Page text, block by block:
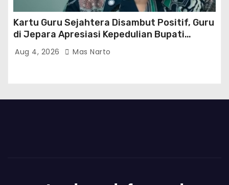
Kartu Guru Sejahtera Disambut Positif, Guru
di Jepara Apresiasi Kepedulian Bupati
Witiarso Utomo
Aug 4, 2026 Mas Narto